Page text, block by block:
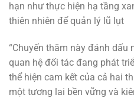
hạn như thực hiện hạ tầng
thiên nhiên để quản lý lũ lụt
“Chuyến thăm này đánh dấu
quan hệ đối tác đang phát
thể hiện cam kết của cả hai
một tương lai bền vững và